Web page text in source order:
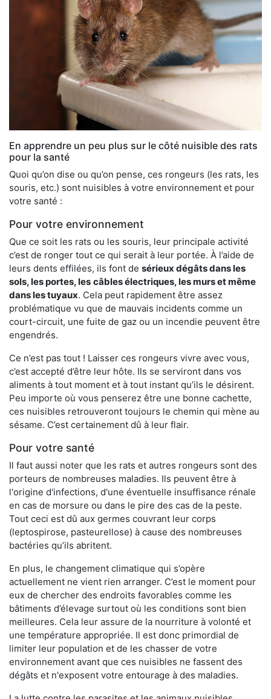
En apprendre un peu plus sur le côté nuisible des rats
pour la santé
Quoi qu’on dise ou qu’on pense, ces rongeurs (les rats, les
souris, etc.) sont nuisibles à votre environnement et pour
votre santé :
Pour votre environnement
Que ce soit les rats ou les souris, leur principale activité
c’est de ronger tout ce qui serait à leur portée. À l’aide de
leurs dents effilées, ils font de sérieux dégâts dans les
sols, les portes, les câbles électriques, les murs et même
dans les tuyaux. Cela peut rapidement être assez
problématique vu que de mauvais incidents comme un
court-circuit, une fuite de gaz ou un incendie peuvent être
engendrés.
Ce n’est pas tout ! Laisser ces rongeurs vivre avec vous,
c’est accepté d’être leur hôte. Ils se serviront dans vos
aliments à tout moment et à tout instant qu’ils le désirent.
Peu importe où vous penserez être une bonne cachette,
ces nuisibles retrouveront toujours le chemin qui mène au
sésame. C’est certainement dû à leur flair.
Pour votre santé
Il faut aussi noter que les rats et autres rongeurs sont des
porteurs de nombreuses maladies. Ils peuvent être à
l'origine d'infections, d'une éventuelle insuffisance rénale
en cas de morsure ou dans le pire des cas de la peste.
Tout ceci est dû aux germes couvrant leur corps
(leptospirose, pasteurellose) à cause des nombreuses
bactéries qu’ils abritent.
En plus, le changement climatique qui s’opère
actuellement ne vient rien arranger. C’est le moment pour
eux de chercher des endroits favorables comme les
bâtiments d’élevage surtout où les conditions sont bien
meilleures. Cela leur assure de la nourriture à volonté et
une température appropriée. Il est donc primordial de
limiter leur population et de les chasser de votre
environnement avant que ces nuisibles ne fassent des
dégâts et n'exposent votre entourage à des maladies.